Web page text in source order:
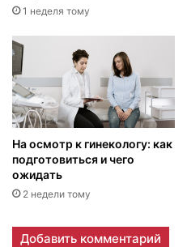
1 неделя тому
На осмотр к гинекологу: как
подготовиться и чего
ожидать
2 недели тому
Добавить комментарий